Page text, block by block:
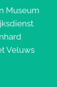
Museum
Veluws